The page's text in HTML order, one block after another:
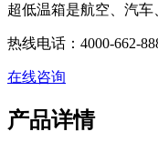
超低温箱是航空、汽
热线电话：4000-662-
在线咨询
产品详情